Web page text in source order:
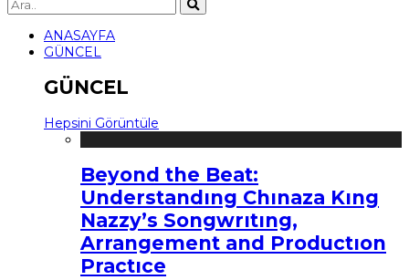
ANASAYFA
GÜNCEL
GÜNCEL
Hepsini Görüntüle
Beyond the Beat:
Understandıng Chınaza Kıng
Nazzy’s Songwrıtıng,
Arrangement and Productıon
Practıce